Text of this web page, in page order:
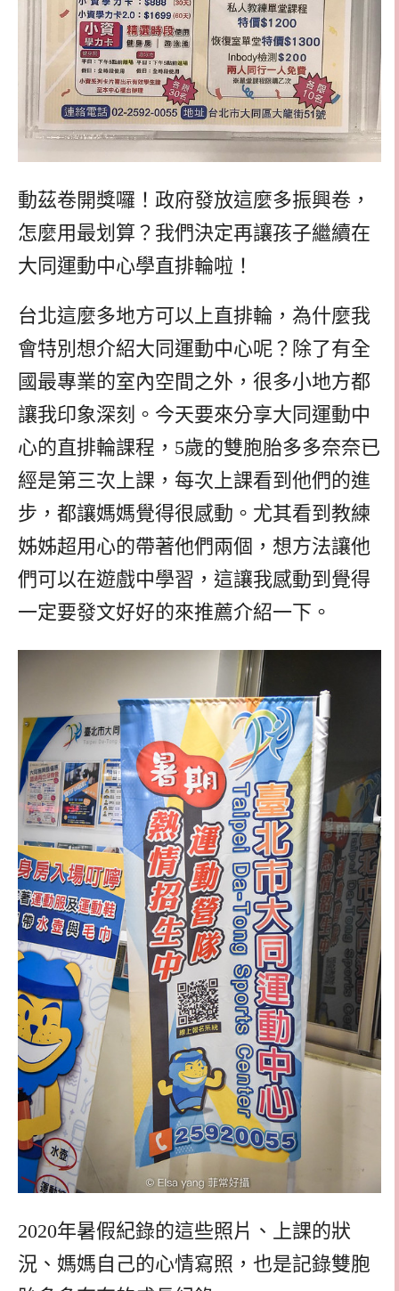
動茲卷開獎囉！政府發放這麼多振興卷，
怎麼用最划算？我們決定再讓孩子繼續在
大同運動中心學直排輪啦！
台北這麼多地方可以上直排輪，為什麼我
會特別想介紹大同運動中心呢？除了有全
國最專業的室內空間之外，很多小地方都
讓我印象深刻。今天要來分享大同運動中
心的直排輪課程，5歲的雙胞胎多多奈奈已
經是第三次上課，每次上課看到他們的進
步，都讓媽媽覺得很感動。尤其看到教練
姊姊超用心的帶著他們兩個，想方法讓他
們可以在遊戲中學習，這讓我感動到覺得
一定要發文好好的來推薦介紹一下。
2020年暑假紀錄的這些照片、上課的狀
況、媽媽自己的心情寫照，也是記錄雙胞